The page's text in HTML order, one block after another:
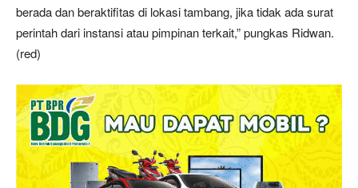
berada dan beraktifitas di lokasi tambang, jika tidak ada surat
perintah dari instansi atau pimpinan terkait,” pungkas Ridwan.
(red)